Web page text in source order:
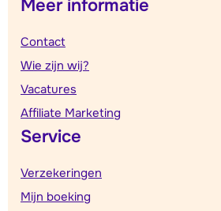
Meer informatie
Contact
Wie zijn wij?
Vacatures
Affiliate Marketing
Service
Verzekeringen
Mijn boeking